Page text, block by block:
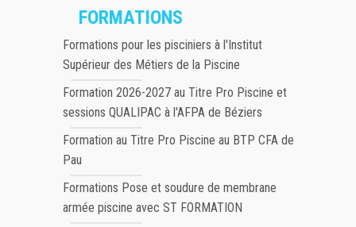
FORMATIONS
Formations pour les pisciniers à l'Institut
Supérieur des Métiers de la Piscine
Formation 2026-2027 au Titre Pro Piscine et
sessions QUALIPAC à l'AFPA de Béziers
Formation au Titre Pro Piscine au BTP CFA de
Pau
Formations Pose et soudure de membrane
armée piscine avec ST FORMATION